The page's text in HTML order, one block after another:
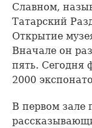
Славном,
Татарский
Открытие
Вначале он
пять. Сегодня
2000
В первом зале